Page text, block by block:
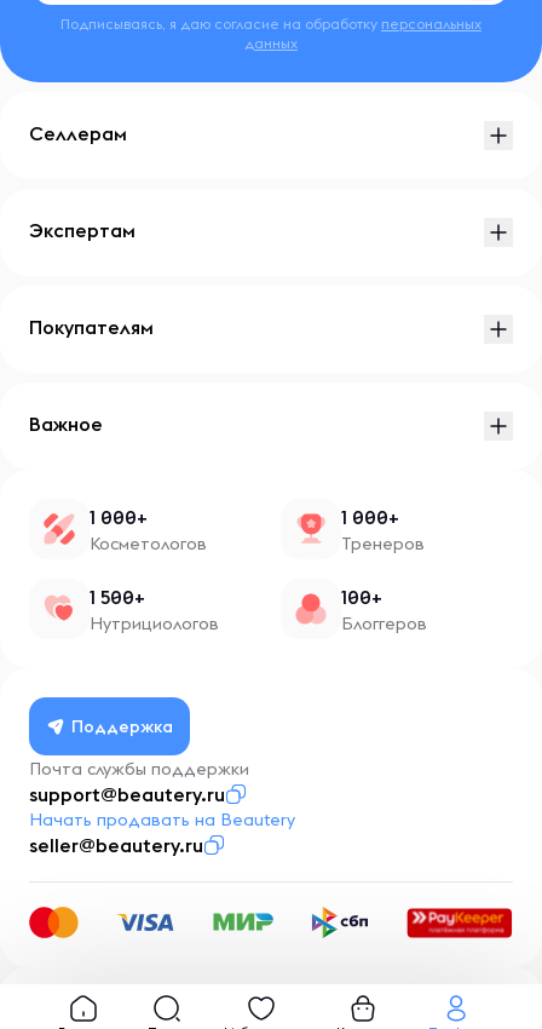
Подписываясь, я даю согласие на обработку персональных
данных
Селлерам
Экспертам
Покупателям
Важное
1 000+
Косметологов
1 000+
Тренеров
1 500+
Нутрициологов
100+
Блоггеров
Поддержка
Почта службы поддержки
support@beautery.ru
Начать продавать на Beautery
seller@beautery.ru
Разработка BusinessMentor.ru